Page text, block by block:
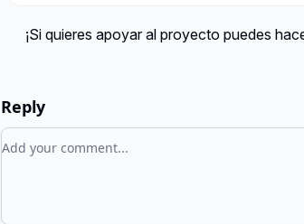
¡Si quieres apoyar al proyecto puedes
Reply
Add your comment